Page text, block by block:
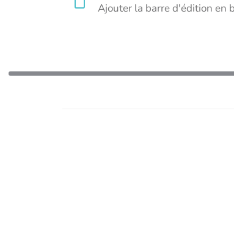
Ajouter la barre d'édition en